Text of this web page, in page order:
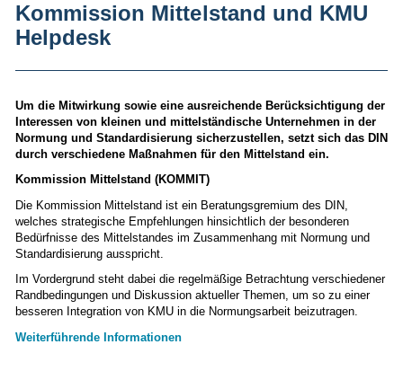
Kommission Mittelstand und KMU
Helpdesk
Um die Mitwirkung sowie eine ausreichende Berücksichtigung der
Interessen von kleinen und mittelständische Unternehmen in der
Normung und Standardisierung sicherzustellen, setzt sich das DIN
durch verschiedene Maßnahmen für den Mittelstand ein.
Kommission Mittelstand (KOMMIT)
Die Kommission Mittelstand ist ein Beratungsgremium des DIN,
welches strategische Empfehlungen hinsichtlich der besonderen
Bedürfnisse des Mittelstandes im Zusammenhang mit Normung und
Standardisierung ausspricht.
Im Vordergrund steht dabei die regelmäßige Betrachtung verschiedener
Randbedingungen und Diskussion aktueller Themen, um so zu einer
besseren Integration von KMU in die Normungsarbeit beizutragen.
Weiterführende Informationen